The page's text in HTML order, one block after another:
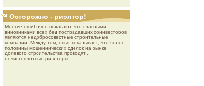
Осторожно - риэлтор!
Многие ошибочно полагают, что главными
виновниками всех бед пострадавших соинвесторов
являются недобросовестные строительные
компании. Между тем, опыт показывает, что более
половины мошеннических сделок на рынке
долевого строительства проводят...
нечистоплотные риэлторы!